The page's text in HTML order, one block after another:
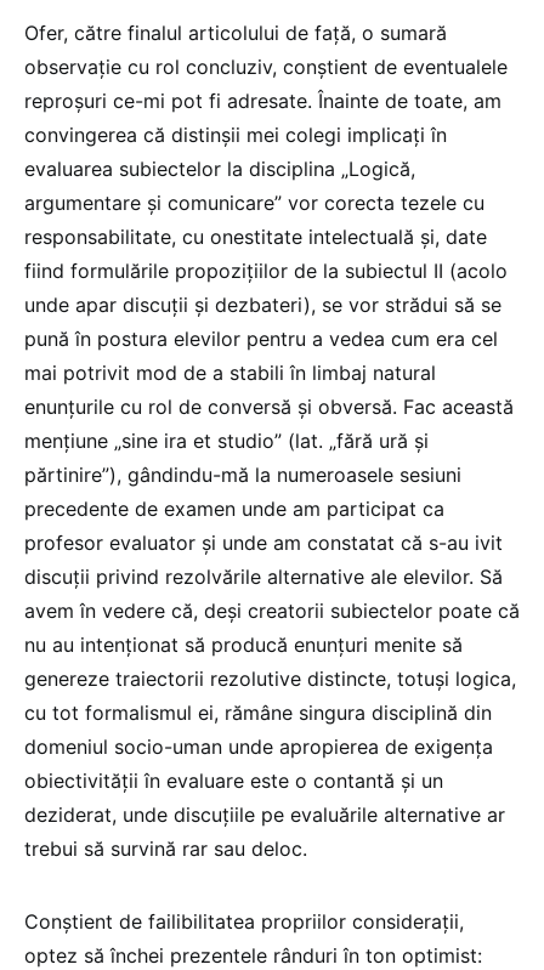
Ofer, către finalul articolului de față, o sumară
observație cu rol concluziv, conștient de eventualele
reproșuri ce-mi pot fi adresate. Înainte de toate, am
convingerea că distinșii mei colegi implicați în
evaluarea subiectelor la disciplina „Logică,
argumentare și comunicare” vor corecta tezele cu
responsabilitate, cu onestitate intelectuală și, date
fiind formulările propozițiilor de la subiectul II (acolo
unde apar discuții și dezbateri), se vor strădui să se
pună în postura elevilor pentru a vedea cum era cel
mai potrivit mod de a stabili în limbaj natural
enunțurile cu rol de conversă și obversă. Fac această
mențiune „sine ira et studio” (lat. „fără ură și
părtinire”), gândindu-mă la numeroasele sesiuni
precedente de examen unde am participat ca
profesor evaluator și unde am constatat că s-au ivit
discuții privind rezolvările alternative ale elevilor. Să
avem în vedere că, deși creatorii subiectelor poate că
nu au intenționat să producă enunțuri menite să
genereze traiectorii rezolutive distincte, totuși logica,
cu tot formalismul ei, rămâne singura disciplină din
domeniul socio-uman unde apropierea de exigența
obiectivității în evaluare este o contantă și un
deziderat, unde discuțiile pe evaluările alternative ar
trebui să survină rar sau deloc.
Conștient de failibilitatea propriilor considerații,
optez să închei prezentele rânduri în ton optimist: